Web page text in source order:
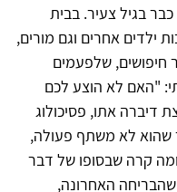
בגיל צעיר. בבית
ילדים אחרים וגם מורים,
שלפעמים
"האם לא הוצע לכם
דיברה אתו, פסיכולוג
שהוא לא משתף פעולה,
קרה שבסופו של דבר
האחרונה,